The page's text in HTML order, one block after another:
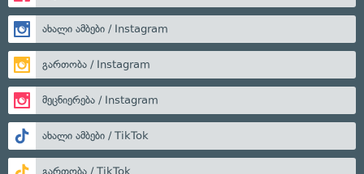
ახალი ამბები / Instagram
გართობა / Instagram
მეცნიერება / Instagram
ახალი ამბები / TikTok
გართობა / TikTok